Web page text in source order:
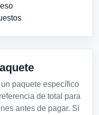
paquete específico
de total para
antes de pagar. Si